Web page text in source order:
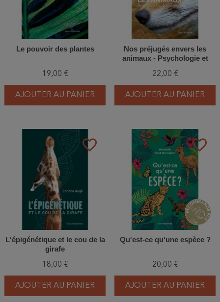
Le pouvoir des plantes
19,00 €
AJOUTER AU PANIER
Nos préjugés envers les
animaux - Psychologie et
22,00 €
AJOUTER AU PANIER
favorite_border
L'épigénétique et le cou de la
girafe
18,00 €
AJOUTER AU PANIER
favorite_border
Qu'est-ce qu'une espèce ?
20,00 €
AJOUTER AU PANIER